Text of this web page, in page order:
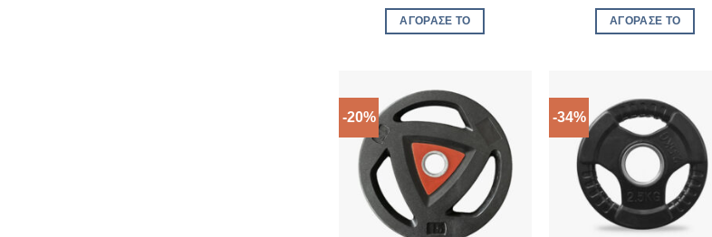
was:
€34,90.
ΑΓΌΡΑΣΈ ΤΟ
was:
€41,90.
ΑΓΌΡΑΣΈ ΤΟ
-20% -34%